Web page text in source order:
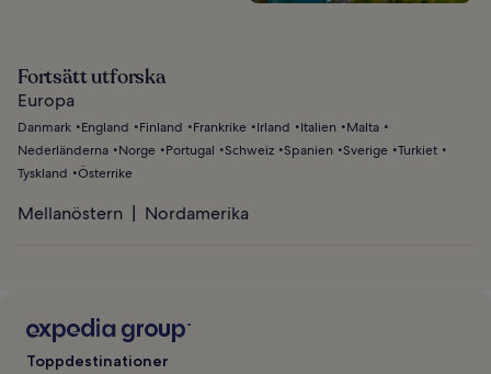
Fortsätt utforska
Europa
Danmark England Finland Frankrike Irland Italien
Malta
Nederländerna
Norge Portugal Schweiz Spanien Sverige Turkiet
Tyskland
Österrike
Mellanöstern Nordamerika
Toppdestinationer